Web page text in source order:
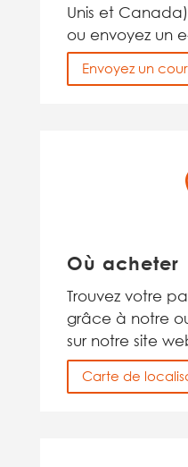
Unis et Canada)
ou envoyez un
Envoyez un
Où acheter
Trouvez votre
grâce à notre
sur notre site
Carte de